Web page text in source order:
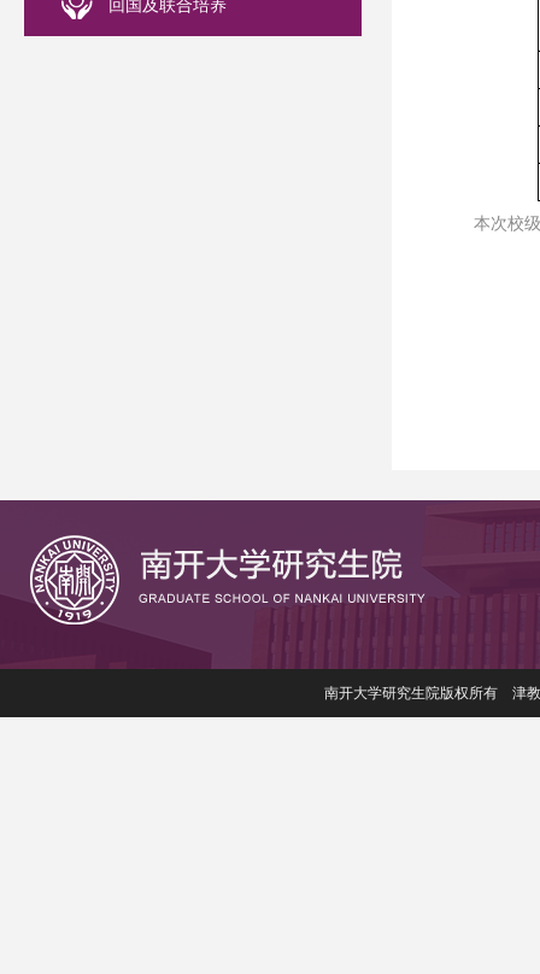
回国及联合培养
本次校
南开大学研究生院版权所有 津